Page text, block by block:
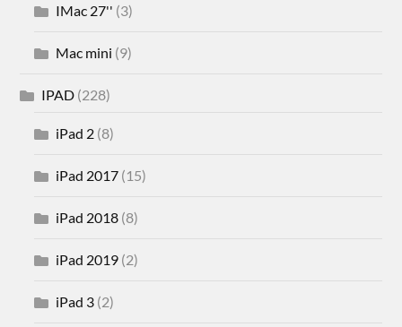
IMac 27'' (3)
Mac mini (9)
IPAD (228)
iPad 2 (8)
iPad 2017 (15)
iPad 2018 (8)
iPad 2019 (2)
iPad 3 (2)